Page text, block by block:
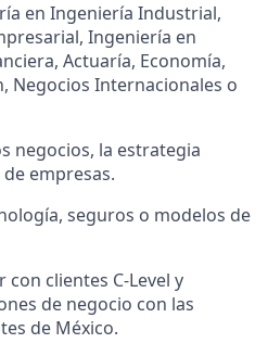
en Ingeniería Industrial,
Ingeniería en
Actuaría, Economía,
Negocios Internacionales o
negocios, la estrategia
empresas.
seguros o modelos de
clientes C-Level y
de negocio con las
de México.